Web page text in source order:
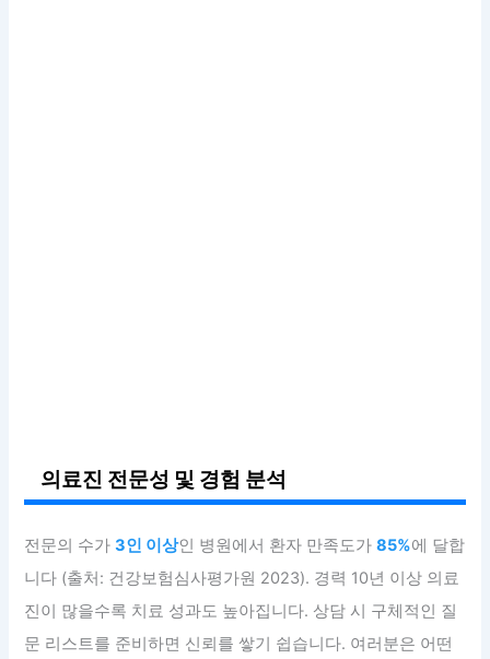
의료진 전문성 및 경험 분석
전문의 수가3인 이상인 병원에서 환자 만족도가85%에 달합
니다 (출처: 건강보험심사평가원 2023). 경력 10년 이상 의료
진이 많을수록 치료 성과도 높아집니다. 상담 시 구체적인 질
문 리스트를 준비하면 신뢰를 쌓기 쉽습니다. 여러분은 어떤